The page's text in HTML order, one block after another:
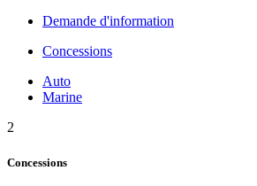
Demande d'information
Concessions
Auto
Marine
2
Concessions